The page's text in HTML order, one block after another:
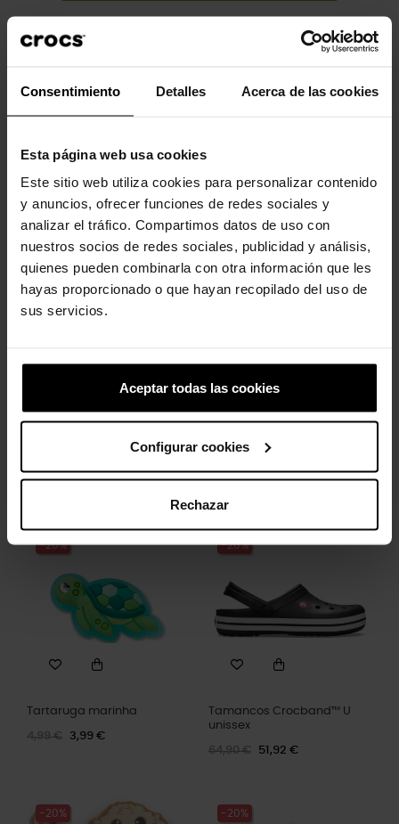
Consentimiento Detalles Acerca de las cookies
Esta página web usa cookies
Este sitio web utiliza cookies para personalizar contenido
y anuncios, ofrecer funciones de redes sociales y
analizar el tráfico. Compartimos datos de uso con
nuestros socios de redes sociales, publicidad y análisis,
quienes pueden combinarla con otra información que les
hayas proporcionado o que hayan recopilado del uso de
sus servicios.
Aceptar todas las cookies
Configurar cookies
Rechazar
Descrição
Desfrute de um ajuste personalizado, resistência à água e
Perfeito para a água e flutuante, pesa apenas alguns gramas.
Os orifícios de ventilação proporcionam respirabilidade
enquanto absorvem água e sujeira.
Fácil de limpar e rápido de secar.
A tira traseira giratória permite um ajuste mais preciso.
O icônico Crocs Comfort™. Leve. Flexível. Conforto de todos os
Clientes que compraram este
produto também compraram:
-20%
Tartaruga marinha
4,99 € 3,99 €
-20%
Tamancos Crocband™ U
unissex
64,90 € 51,92 €
-20% -20%